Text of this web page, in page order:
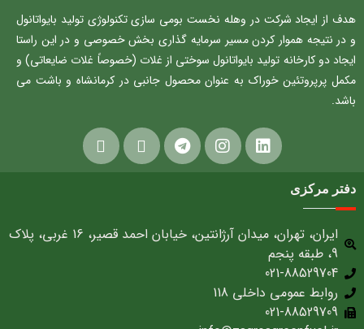
هدف از ایجاد شرکت در وهله نخست بومی سازی تکنولوژی تولید بایواتانول
و در نتیجه هموار کردن مسیر سرمایه گذاری بخش خصوصی و در این راستا
ایجاد دو کارخانه تولید بایواتانول سوختی از غلات (خصوصاً غلات ضایعاتی) و
مکمل پرپروتئین خوراک به عنوان محصول جانبی در کرمانشاه و باشت می
باشد.
دفتر مرکزی
ایران، تهران، میدان آرژانتین، خیابان احمد قصیر، 16 غربی، پلاک
9، طبقه پنجم
021-88529704
روابط عمومی داخلی 118
021-88529709